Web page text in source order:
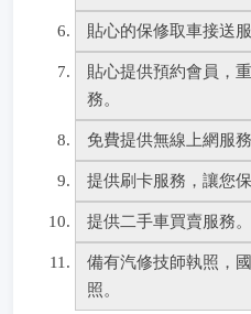
貼心的保修取車接送
貼心提供預約會員，
務。
免費提供無線上網服務
提供刷卡服務，讓您
提供二手車買賣服務。
備有汽修技師執照，
照。